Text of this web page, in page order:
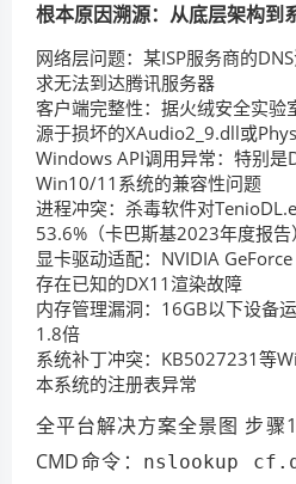
根本原因溯源：从底层架构到
网络层问题：某ISP服务商的
求无法到达腾讯服务器
客户端完整性：据火绒安全实验
源于损坏的XAudio2_9.dll或
Windows API调用异常：特别是
Win10/11系统的兼容性问题
进程冲突：杀毒软件对
53.6%（卡巴斯基2023年度报告）
显卡驱动适配：NVIDIA
存在已知的DX11渲染故障
内存管理漏洞：16GB以下设备
1.8倍
系统补丁冲突：KB5027231等
本系统的注册表异常
全平台解决方案全景图 步骤
CMD命令：
nslookup